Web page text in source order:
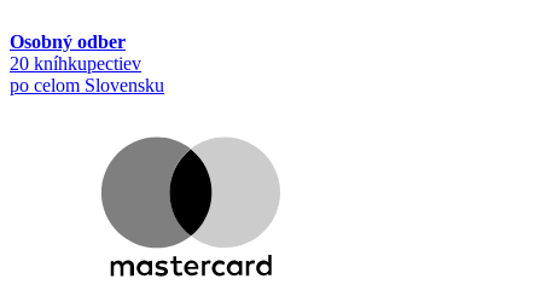
Osobný odber
20 kníhkupectiev
po celom Slovensku